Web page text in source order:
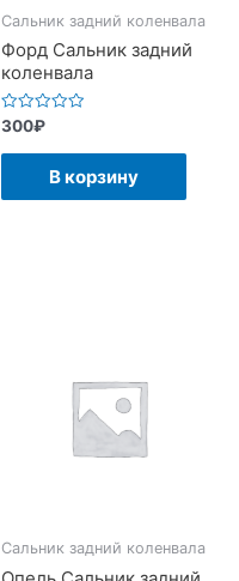
Сальник задний коленвала
Форд Сальник задний
коленвала
Оценка
из
300₽
В корзину
Сальник задний коленвала